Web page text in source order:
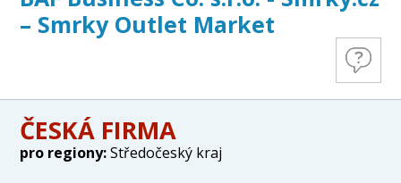
– Smrky Outlet Market
ČESKÁ FIRMA
pro regiony:Středočeský kraj